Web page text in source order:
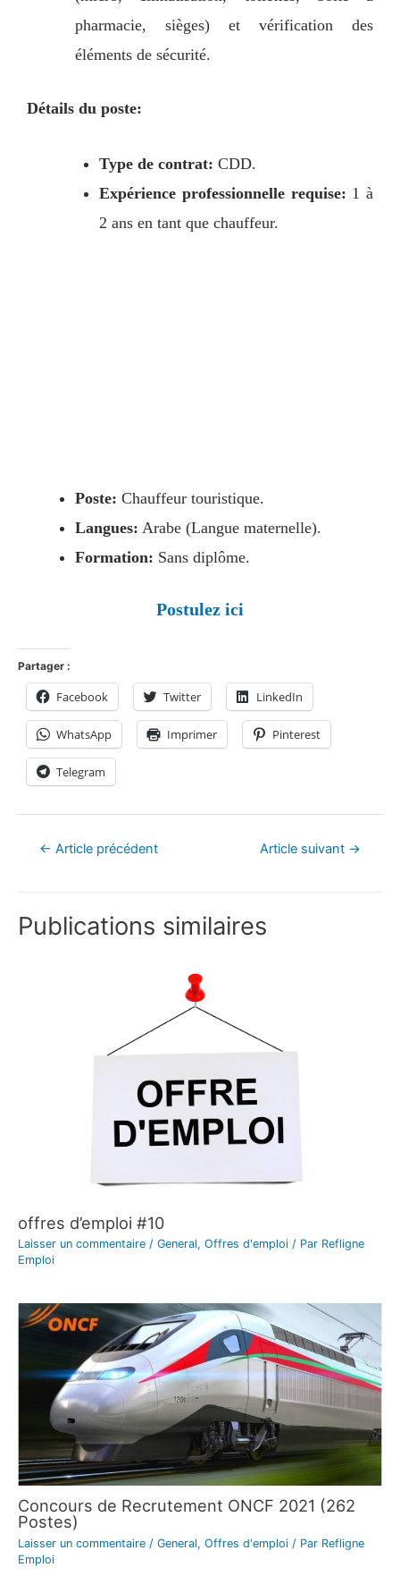
pharmacie, sièges) et vérification des
éléments de sécurité.
Détails du poste:
Type de contrat: CDD.
Expérience professionnelle requise: 1 à
2 ans en tant que chauffeur.
Poste: Chauffeur touristique.
Langues: Arabe (Langue maternelle).
Formation: Sans diplôme.
Postulez ici
Partager :
Facebook Twitter LinkedIn
WhatsApp Imprimer Pinterest
Telegram
← Article précédent Article suivant →
Publications similaires
offres d’emploi #10
Laisser un commentaire / General, Offres d'emploi / Par Refligne
Emploi
Concours de Recrutement ONCF 2021 (262
Postes)
Laisser un commentaire / General, Offres d'emploi / Par Refligne
Emploi